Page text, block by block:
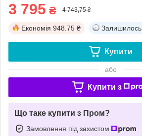
3 795 ₴ 4 743,75 ₴
Економія 948.75 ₴ Залишилось
Купити
або
Купити з
Що таке купити з Пром?
Замовлення під захистом